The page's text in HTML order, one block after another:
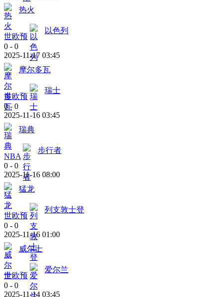
热火
世欧预
以色列
0 - 0
2025-11-17 03:45
摩尔多瓦
世欧预
瑞士
0 - 0
2025-11-16 03:45
瑞典
NBA
步行者
0 - 0
2025-11-16 08:00
猛龙
世欧预
列支敦士登
0 - 0
2025-11-16 01:00
威尔士
世欧预
爱尔兰
0 - 0
2025-11-14 03:45